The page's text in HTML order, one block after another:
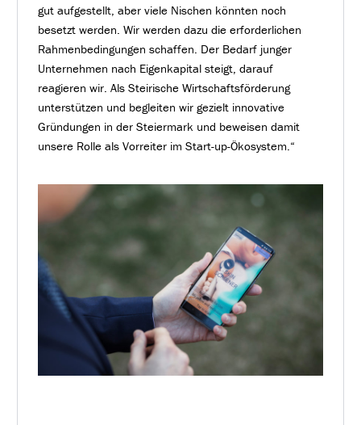
gut aufgestellt, aber viele Nischen könnten noch
besetzt werden. Wir werden dazu die erforderlichen
Rahmenbedingungen schaffen. Der Bedarf junger
Unternehmen nach Eigenkapital steigt, darauf
reagieren wir. Als Steirische Wirtschaftsförderung
unterstützen und begleiten wir gezielt innovative
Gründungen in der Steiermark und beweisen damit
unsere Rolle als Vorreiter im Start-up-Ökosystem.“